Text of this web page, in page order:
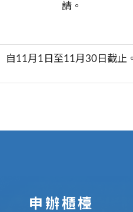
請。
自11月1日至11月30日截止。
申辦櫃檯